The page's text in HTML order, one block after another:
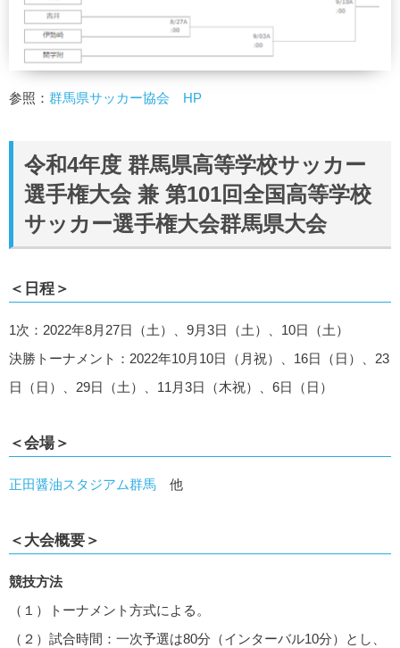
参照： 群馬県サッカー協会 HP
令和4年度 群馬県高等学校サッカー
選手権大会 兼 第101回全国高等学校
サッカー選手権大会群馬県大会
＜日程＞
1次：2022年8月27日（土）、9月3日（土）、10日（土）
決勝トーナメント：2022年10月10日（月祝）、16日（日）、23
日（日）、29日（土）、11月3日（木祝）、6日（日）
＜会場＞
正田醤油スタジアム群馬 他
＜大会概要＞
競技方法
（１）トーナメント方式による。
（２）試合時間：一次予選は80分（インターバル10分）とし、